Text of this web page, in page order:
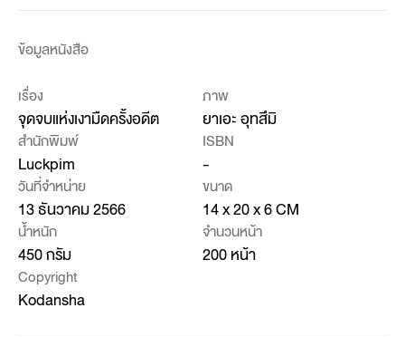
ข้อมูลหนังสือ
เรื่อง
จุดจบแห่งเงามืดครั้งอดีต
ภาพ
ยาเอะ อุทสึมิ
สำนักพิมพ์
Luckpim
ISBN
-
วันที่จำหน่าย
13 ธันวาคม 2566
ขนาด
14 x 20 x 6 CM
น้ำหนัก
450 กรัม
จำนวนหน้า
200 หน้า
Copyright
Kodansha